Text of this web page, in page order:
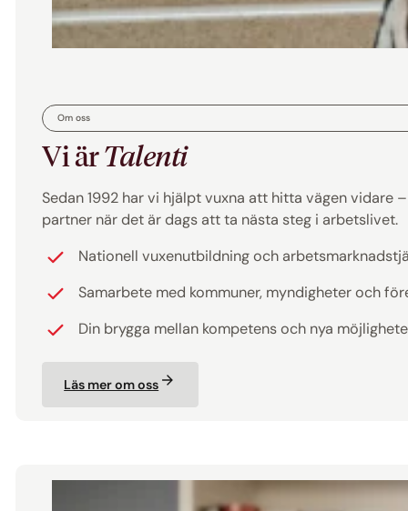
Om oss
Vi ärTalenti
Sedan 1992 har vi hjälpt vuxna att hitta vägen vidare
partner när det är dags att ta nästa steg i arbetslivet.
Nationell vuxenutbildning och
Samarbete med kommuner, myndigheter och
Din brygga mellan kompetens och nya
Läs mer om oss